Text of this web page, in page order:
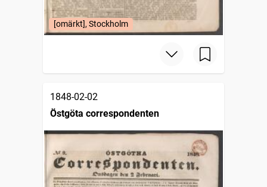
[omärkt], Stockholm
1848-02-02
Östgöta correspondenten